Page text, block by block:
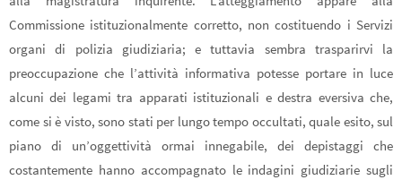
Commissione istituzionalmente corretto, non costituendo i Servizi
organi di polizia giudiziaria; e tuttavia sembra trasparirvi la
preoccupazione che l’attività informativa potesse portare in luce
alcuni dei legami tra apparati istituzionali e destra eversiva che,
come si è visto, sono stati per lungo tempo occultati, quale esito, sul
piano di un’oggettività ormai innegabile, dei depistaggi che
costantemente hanno accompagnato le indagini giudiziarie sugli